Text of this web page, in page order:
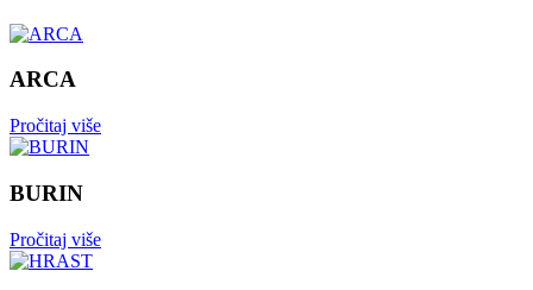
ARCA
Pročitaj više
BURIN
Pročitaj više